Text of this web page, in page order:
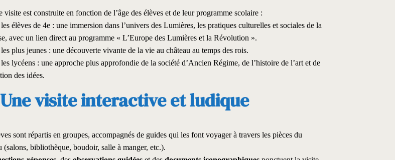
visite est construite en fonction de l’âge des élèves et de leur programme scolaire :
élèves de 4e : une immersion dans l’univers des Lumières, les pratiques culturelles et sociales de la
avec un lien direct au programme « L’Europe des Lumières et la Révolution ».
plus jeunes : une découverte vivante de la vie au château au temps des rois.
lycéens : une approche plus approfondie de la société d’Ancien Régime, de l’histoire de l’art et de
des idées.
Une visite interactive et ludique
sont répartis en groupes, accompagnés de guides qui les font voyager à travers les pièces du
(salons, bibliothèque, boudoir, salle à manger, etc.).